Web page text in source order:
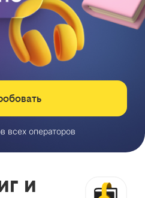
всех операторов
и